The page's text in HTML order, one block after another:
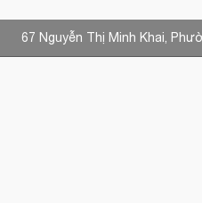
67 Nguyễn Thị Minh Khai,